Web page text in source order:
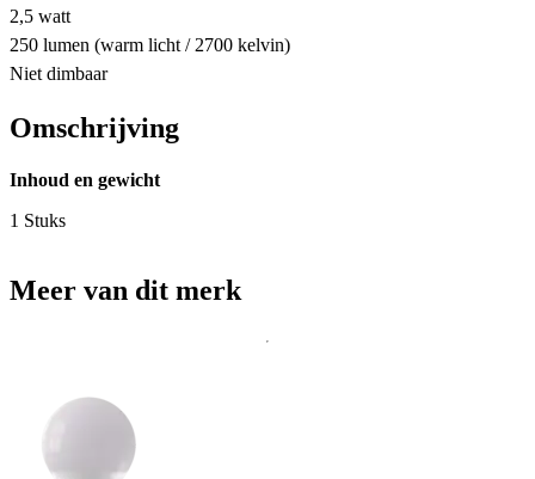
2,5 watt
250 lumen (warm licht / 2700 kelvin)
Niet dimbaar
Omschrijving
Inhoud en gewicht
1 Stuks
Meer van dit merk